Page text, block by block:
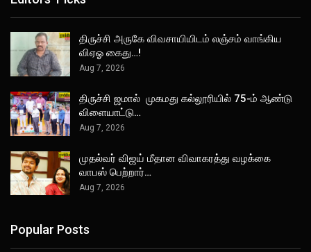
திருச்சி அருகே விவசாயியிடம் லஞ்சம் வாங்கிய
விஏஓ கைது…!
Aug 7, 2026
திருச்சி ஜமால் முகமது கல்லூரியில் 75-ம் ஆண்டு
விளையாட்டு…
Aug 7, 2026
முதல்வர் விஜய் மீதான விவாகரத்து வழக்கை
வாபஸ் பெற்றார்…
Aug 7, 2026
Popular Posts